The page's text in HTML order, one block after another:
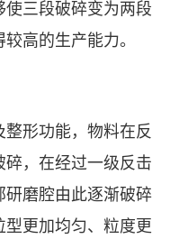
三段破碎变为两段
高的生产能力。
形功能，物料在反
，在经过一级反击
磨腔由此逐渐破碎
更加均匀、粒度更